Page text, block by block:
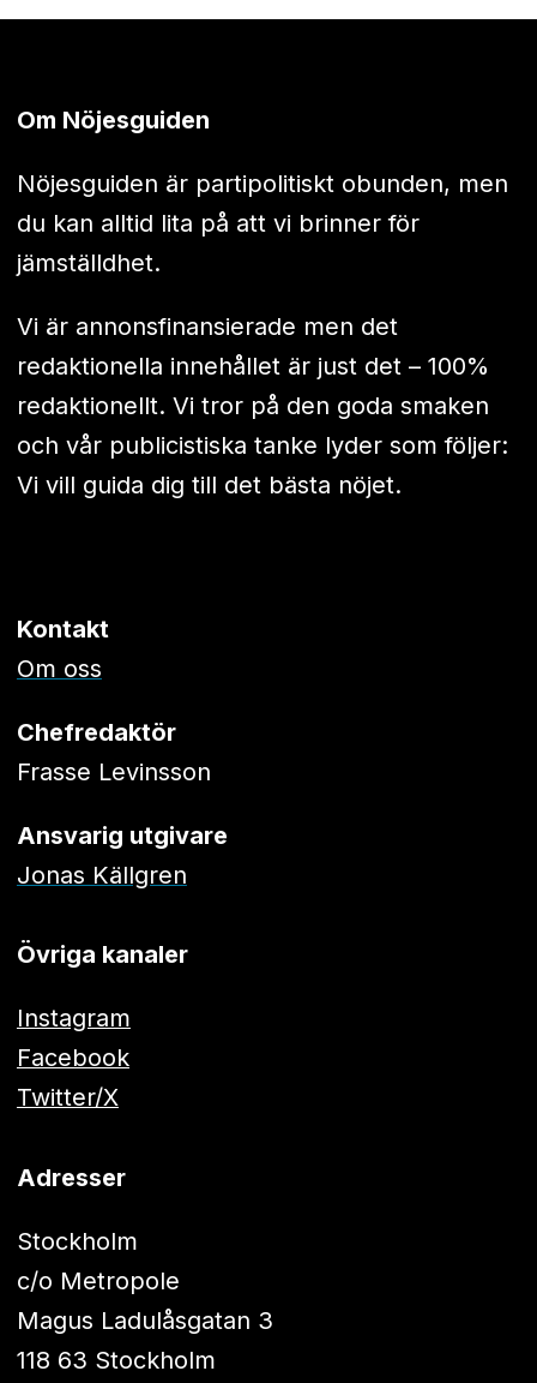
Om Nöjesguiden
Nöjesguiden är partipolitiskt obunden, men
du kan alltid lita på att vi brinner för
jämställdhet.
Vi är annonsfinansierade men det
redaktionella innehållet är just det – 100%
redaktionellt. Vi tror på den goda smaken
och vår publicistiska tanke lyder som följer:
Vi vill guida dig till det bästa nöjet.
Kontakt
Om oss
Chefredaktör
Frasse Levinsson
Ansvarig utgivare
Jonas Källgren
Övriga kanaler
Instagram
Facebook
Twitter/X
Adresser
Stockholm
c/o Metropole
Magus Ladulåsgatan 3
118 63 Stockholm